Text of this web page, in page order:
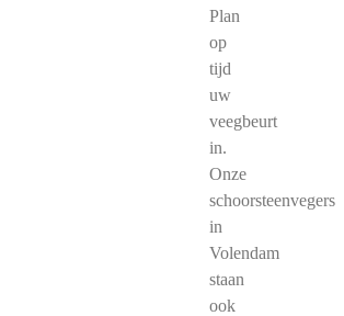
Plan
op
tijd
uw
veegbeurt
in.
Onze
schoorsteenvegers
in
Volendam
staan
ook